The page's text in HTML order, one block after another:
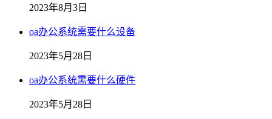
2023年8月3日
oa办公系统需要什么设备
2023年5月28日
oa办公系统需要什么硬件
2023年5月28日